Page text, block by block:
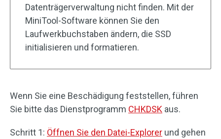
Datenträgerverwaltung nicht finden. Mit der
MiniTool-Software können Sie den
Laufwerkbuchstaben ändern, die SSD
initialisieren und formatieren.
Wenn Sie eine Beschädigung feststellen, führen
Sie bitte das Dienstprogramm CHKDSK aus.
Schritt 1: Öffnen Sie den Datei-Explorer und gehen